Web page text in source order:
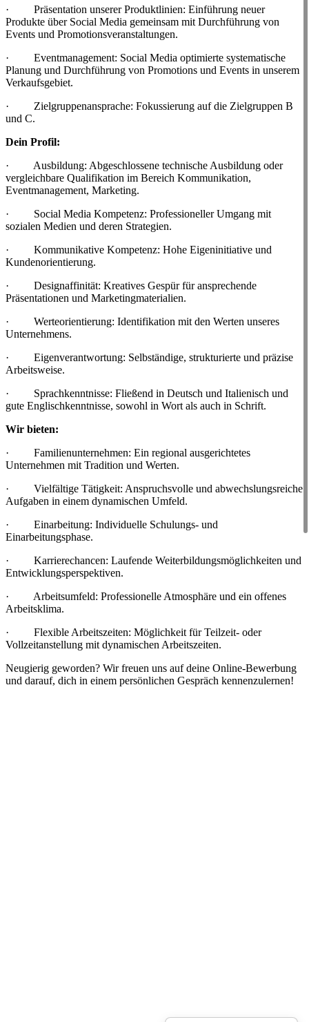
· Präsentation unserer Produktlinien: Einführung neuer
Produkte über Social Media gemeinsam mit Durchführung von
Events und Promotionsveranstaltungen.
· Eventmanagement: Social Media optimierte systematische
Planung und Durchführung von Promotions und Events in unserem
Verkaufsgebiet.
· Zielgruppenansprache: Fokussierung auf die Zielgruppen B
und C.
Dein Profil:
· Ausbildung: Abgeschlossene technische Ausbildung oder
vergleichbare Qualifikation im Bereich Kommunikation,
Eventmanagement, Marketing.
· Social Media Kompetenz: Professioneller Umgang mit
sozialen Medien und deren Strategien.
· Kommunikative Kompetenz: Hohe Eigeninitiative und
Kundenorientierung.
· Designaffinität: Kreatives Gespür für ansprechende
Präsentationen und Marketingmaterialien.
· Werteorientierung: Identifikation mit den Werten unseres
Unternehmens.
· Eigenverantwortung: Selbständige, strukturierte und präzise
Arbeitsweise.
· Sprachkenntnisse: Fließend in Deutsch und Italienisch und
gute Englischkenntnisse, sowohl in Wort als auch in Schrift.
Wir bieten:
· Familienunternehmen: Ein regional ausgerichtetes
Unternehmen mit Tradition und Werten.
· Vielfältige Tätigkeit: Anspruchsvolle und abwechslungsreiche
Aufgaben in einem dynamischen Umfeld.
· Einarbeitung: Individuelle Schulungs- und
Einarbeitungsphase.
· Karrierechancen: Laufende Weiterbildungsmöglichkeiten und
Entwicklungsperspektiven.
· Arbeitsumfeld: Professionelle Atmosphäre und ein offenes
Arbeitsklima.
· Flexible Arbeitszeiten: Möglichkeit für Teilzeit- oder
Vollzeitanstellung mit dynamischen Arbeitszeiten.
Neugierig geworden? Wir freuen uns auf deine Online-Bewerbung
und darauf, dich in einem persönlichen Gespräch kennenzulernen!